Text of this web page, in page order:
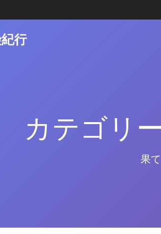
行
カテゴリ
果